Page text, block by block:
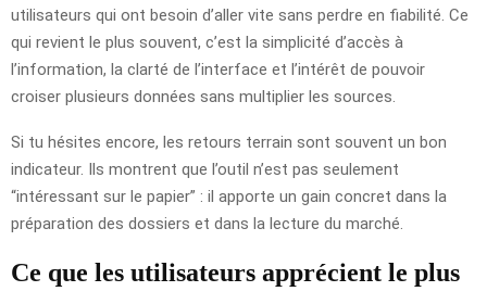
utilisateurs qui ont besoin d’aller vite sans perdre en fiabilité. Ce
qui revient le plus souvent, c’est la simplicité d’accès à
l’information, la clarté de l’interface et l’intérêt de pouvoir
croiser plusieurs données sans multiplier les sources.
Si tu hésites encore, les retours terrain sont souvent un bon
indicateur. Ils montrent que l’outil n’est pas seulement
“intéressant sur le papier” : il apporte un gain concret dans la
préparation des dossiers et dans la lecture du marché.
Ce que les utilisateurs apprécient le plus